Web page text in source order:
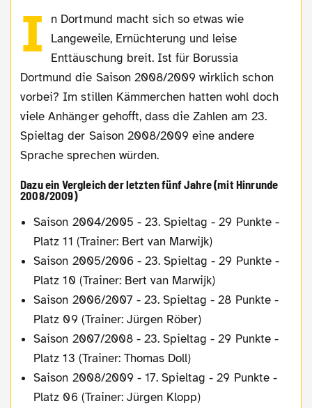
I
n Dortmund macht sich so etwas wie
Langeweile, Ernüchterung und leise
Enttäuschung breit. Ist für Borussia
Dortmund die Saison 2008/2009 wirklich schon
vorbei? Im stillen Kämmerchen hatten wohl doch
viele Anhänger gehofft, dass die Zahlen am 23.
Spieltag der Saison 2008/2009 eine andere
Sprache sprechen würden.
Dazu ein Vergleich der letzten fünf Jahre (mit Hinrunde
2008/2009)
Saison 2004/2005 - 23. Spieltag - 29 Punkte -
Platz 11 (Trainer: Bert van Marwijk)
Saison 2005/2006 - 23. Spieltag - 29 Punkte -
Platz 10 (Trainer: Bert van Marwijk)
Saison 2006/2007 - 23. Spieltag - 28 Punkte -
Platz 09 (Trainer: Jürgen Röber)
Saison 2007/2008 - 23. Spieltag - 29 Punkte -
Platz 13 (Trainer: Thomas Doll)
Saison 2008/2009 - 17. Spieltag - 29 Punkte -
Platz 06 (Trainer: Jürgen Klopp)